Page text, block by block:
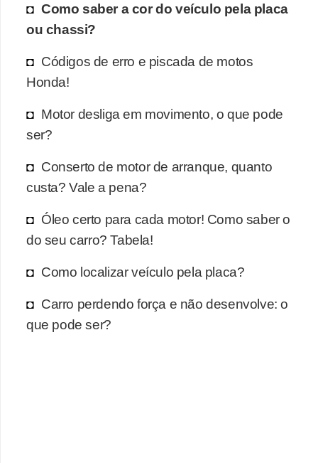
Como saber a cor do veículo pela placa
ou chassi?
Códigos de erro e piscada de motos
Honda!
Motor desliga em movimento, o que pode
ser?
Conserto de motor de arranque, quanto
custa? Vale a pena?
Óleo certo para cada motor! Como saber o
do seu carro? Tabela!
Como localizar veículo pela placa?
Carro perdendo força e não desenvolve: o
que pode ser?
C
o
m
p
c
a
r
D
i
c